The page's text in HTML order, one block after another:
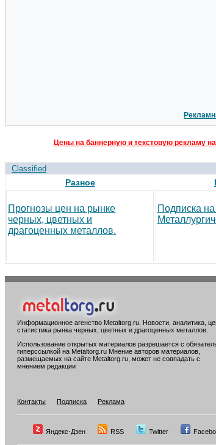
Цены на баннерную и текстовую рекламу
Classified
Разное
Прогнозы цен на рынке
черных, цветных и
драгоценных металлов.
Подписка
Информационное агенство Metaltorg.ru. Новости, аналитика,
статистика рынка черных, цветных и драгоценных металлов.
Использование открытых материалов разрешается с
гиперссылкой на Metaltorg.ru Мнение авторов материалов,
размещаемых на сайте Metaltorg.ru, может не совпадать с
мнением редакции
Контакты
Подписка Реклама
Яндекс-Дзен RSS Twitter